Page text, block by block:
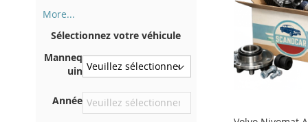
More...
au dos de votre certificat
d'immatriculation. Et aussi
dans la voiture
Sur la plaque inférieure du
siège avant droit
Sélectionnez votre véhicule
Manneq
uin
Année